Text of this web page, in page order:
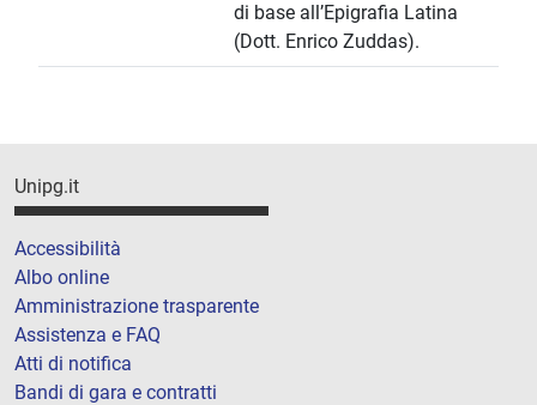
di base all’Epigrafia Latina
(Dott. Enrico Zuddas).
Unipg.it
Accessibilità
Albo online
Amministrazione trasparente
Assistenza e FAQ
Atti di notifica
Bandi di gara e contratti